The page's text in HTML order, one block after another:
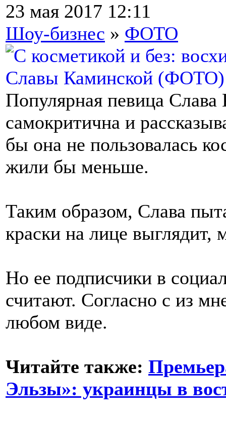
23 мая 2017 12:11
Шоу-бизнес » ФОТО
Популярная певица Слава
самокритична и
бы она не пользовалась
жили бы меньше.
Таким образом, Слава
краски на лице выглядит,
Но ее подписчики в
считают. Согласно с из
любом виде.
Читайте также:
Эльзы»: украинцы в